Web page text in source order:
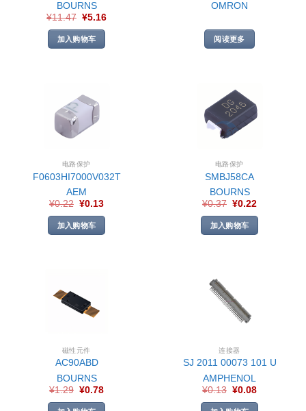
BOURNS
¥11.47 ¥5.16
加入购物车
OMRON
阅读更多
电路保护
F0603HI7000V032T
AEM
¥0.22 ¥0.13
加入购物车
电路保护
SMBJ58CA
BOURNS
¥0.37 ¥0.22
加入购物车
磁性元件
AC90ABD
BOURNS
¥1.29 ¥0.78
连接器
SJ 2011 00073 101 U
AMPHENOL
¥0.13 ¥0.08